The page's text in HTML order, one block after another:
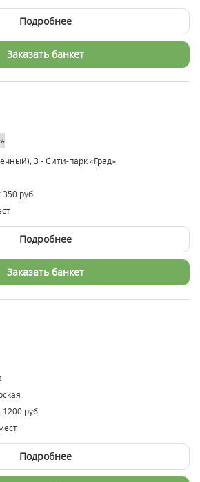
Подробнее
Заказать банкет
3 - Сити-парк «Град»
руб.
Подробнее
Заказать банкет
1200 руб.
Подробнее